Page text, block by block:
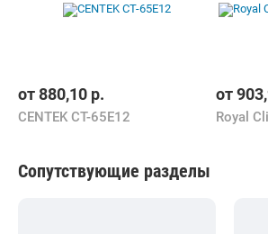
от880,10 р.
CENTEK CT-65E12
от
Сопутствующие разделы